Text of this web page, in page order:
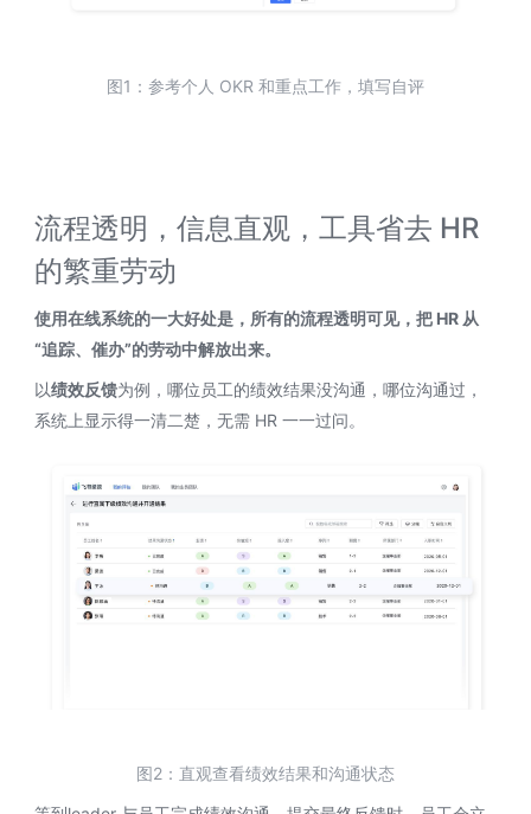
图1：参考个人 OKR 和重点工作，填写自评
流程透明，信息直观，工具省去 HR
的繁重劳动
使用在线系统的一大好处是，所有的流程透明可见，把 HR 从
“追踪、催办”的劳动中解放出来。
以绩效反馈为例，哪位员工的绩效结果没沟通，哪位沟通过，
系统上显示得一清二楚，无需 HR 一一过问。
图2：直观查看绩效结果和沟通状态